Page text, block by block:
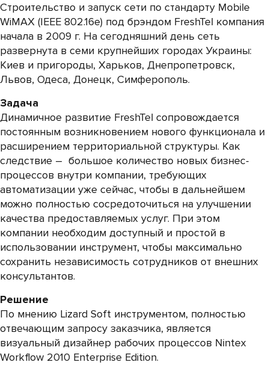
Строительство и запуск сети по стандарту Mobile
WiMAX (IEEE 802.16e) под брэндом FreshTel компания
начала в 2009 г. На сегодняшний день сеть
развернута в семи крупнейших городах Украины:
Киев и пригороды, Харьков, Днепропетровск,
Львов, Одеса, Донецк, Симферополь.
Задача
Динамичное развитие FreshTel сопровождается
постоянным возникновением нового функционала и
расширением территориальной структуры. Как
следствие – большое количество новых бизнес-
процессов внутри компании, требующих
автоматизации уже сейчас, чтобы в дальнейшем
можно полностью сосредоточиться на улучшении
качества предоставляемых услуг. При этом
компании необходим доступный и простой в
использовании инструмент, чтобы максимально
сохранить независимость сотрудников от внешних
консультантов.
Решение
По мнению Lizard Soft инструментом, полностью
отвечающим запросу заказчика, является
визуальный дизайнер рабочих процессов Nintex
Workflow 2010 Enterprise Edition.